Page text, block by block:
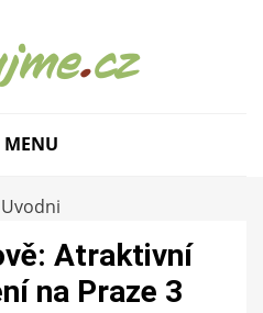
MENU
Atraktivní
na Praze 3